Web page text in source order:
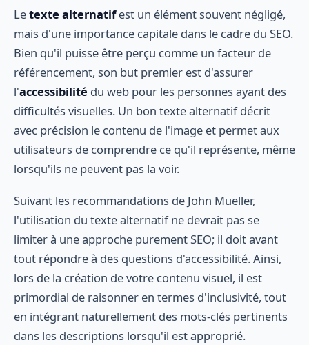
Letexte alternatifest un élément souvent négligé,
mais d'une importance capitale dans le cadre du SEO.
Bien qu'il puisse être perçu comme un facteur de
référencement, son but premier est d'assurer
l'accessibilité du web pour les personnes ayant des
difficultés visuelles. Un bon texte alternatif décrit
avec précision le contenu de l'image et permet aux
utilisateurs de comprendre ce qu'il représente, même
lorsqu'ils ne peuvent pas la voir.
Suivant les recommandations de John Mueller,
l'utilisation du texte alternatif ne devrait pas se
limiter à une approche purement SEO; il doit avant
tout répondre à des questions d'accessibilité. Ainsi,
lors de la création de votre contenu visuel, il est
primordial de raisonner en termes d'inclusivité, tout
en intégrant naturellement des mots-clés pertinents
dans les descriptions lorsqu'il est approprié.